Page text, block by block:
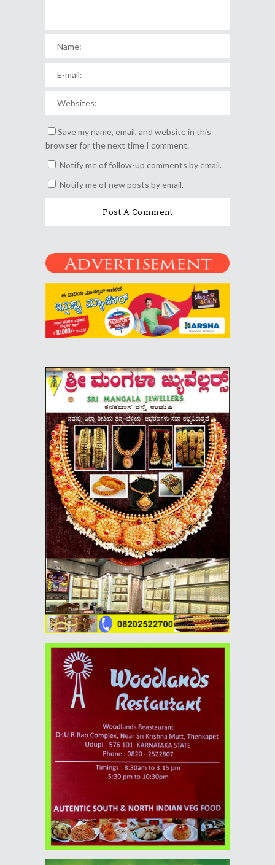
Save my name, email, and website in this
browser for the next time I comment.
Notify me of follow-up comments by email.
Notify me of new posts by email.